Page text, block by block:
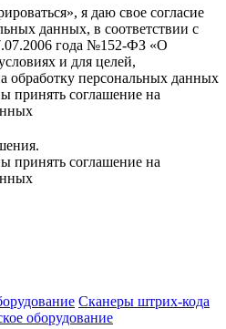
я даю свое согласие
данных, в соответствии с
года №152-ФЗ «О
и для целей,
обработку персональных данных
принять соглашение на
принять соглашение на
Сканеры штрих-кода
оборудование